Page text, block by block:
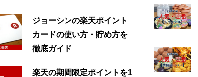
ジョーシンの楽天ポイント
カードの使い方・貯め方を
徹底ガイド
楽天の期間限定ポイントを1